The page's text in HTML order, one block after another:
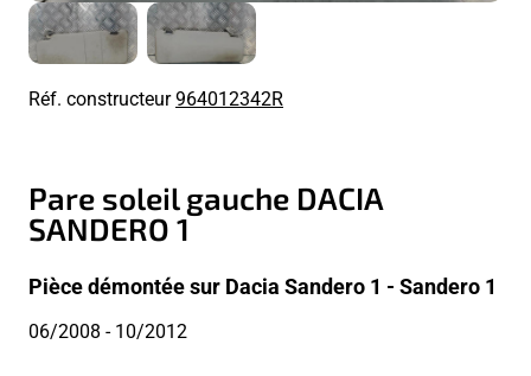
Réf. constructeur964012342R
Pare soleil gauche DACIA
SANDERO 1
Pièce démontée sur Dacia Sandero 1 - Sandero 1
06/2008- 10/2012